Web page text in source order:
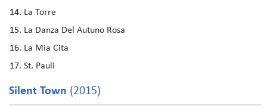
La Torre
La Danza Del Autuno Rosa
La Mia Cita
St. Pauli
Silent Town (2015)